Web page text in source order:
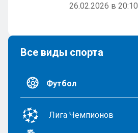
26.02.2026 в 20:10
Все виды спорта
Футбол
Лига Чемпионов